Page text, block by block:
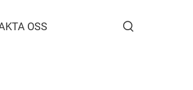
OSS